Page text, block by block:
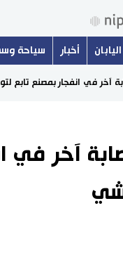
أخبار سياحة
آخر في انفجار بمصنع تابع
آخر في